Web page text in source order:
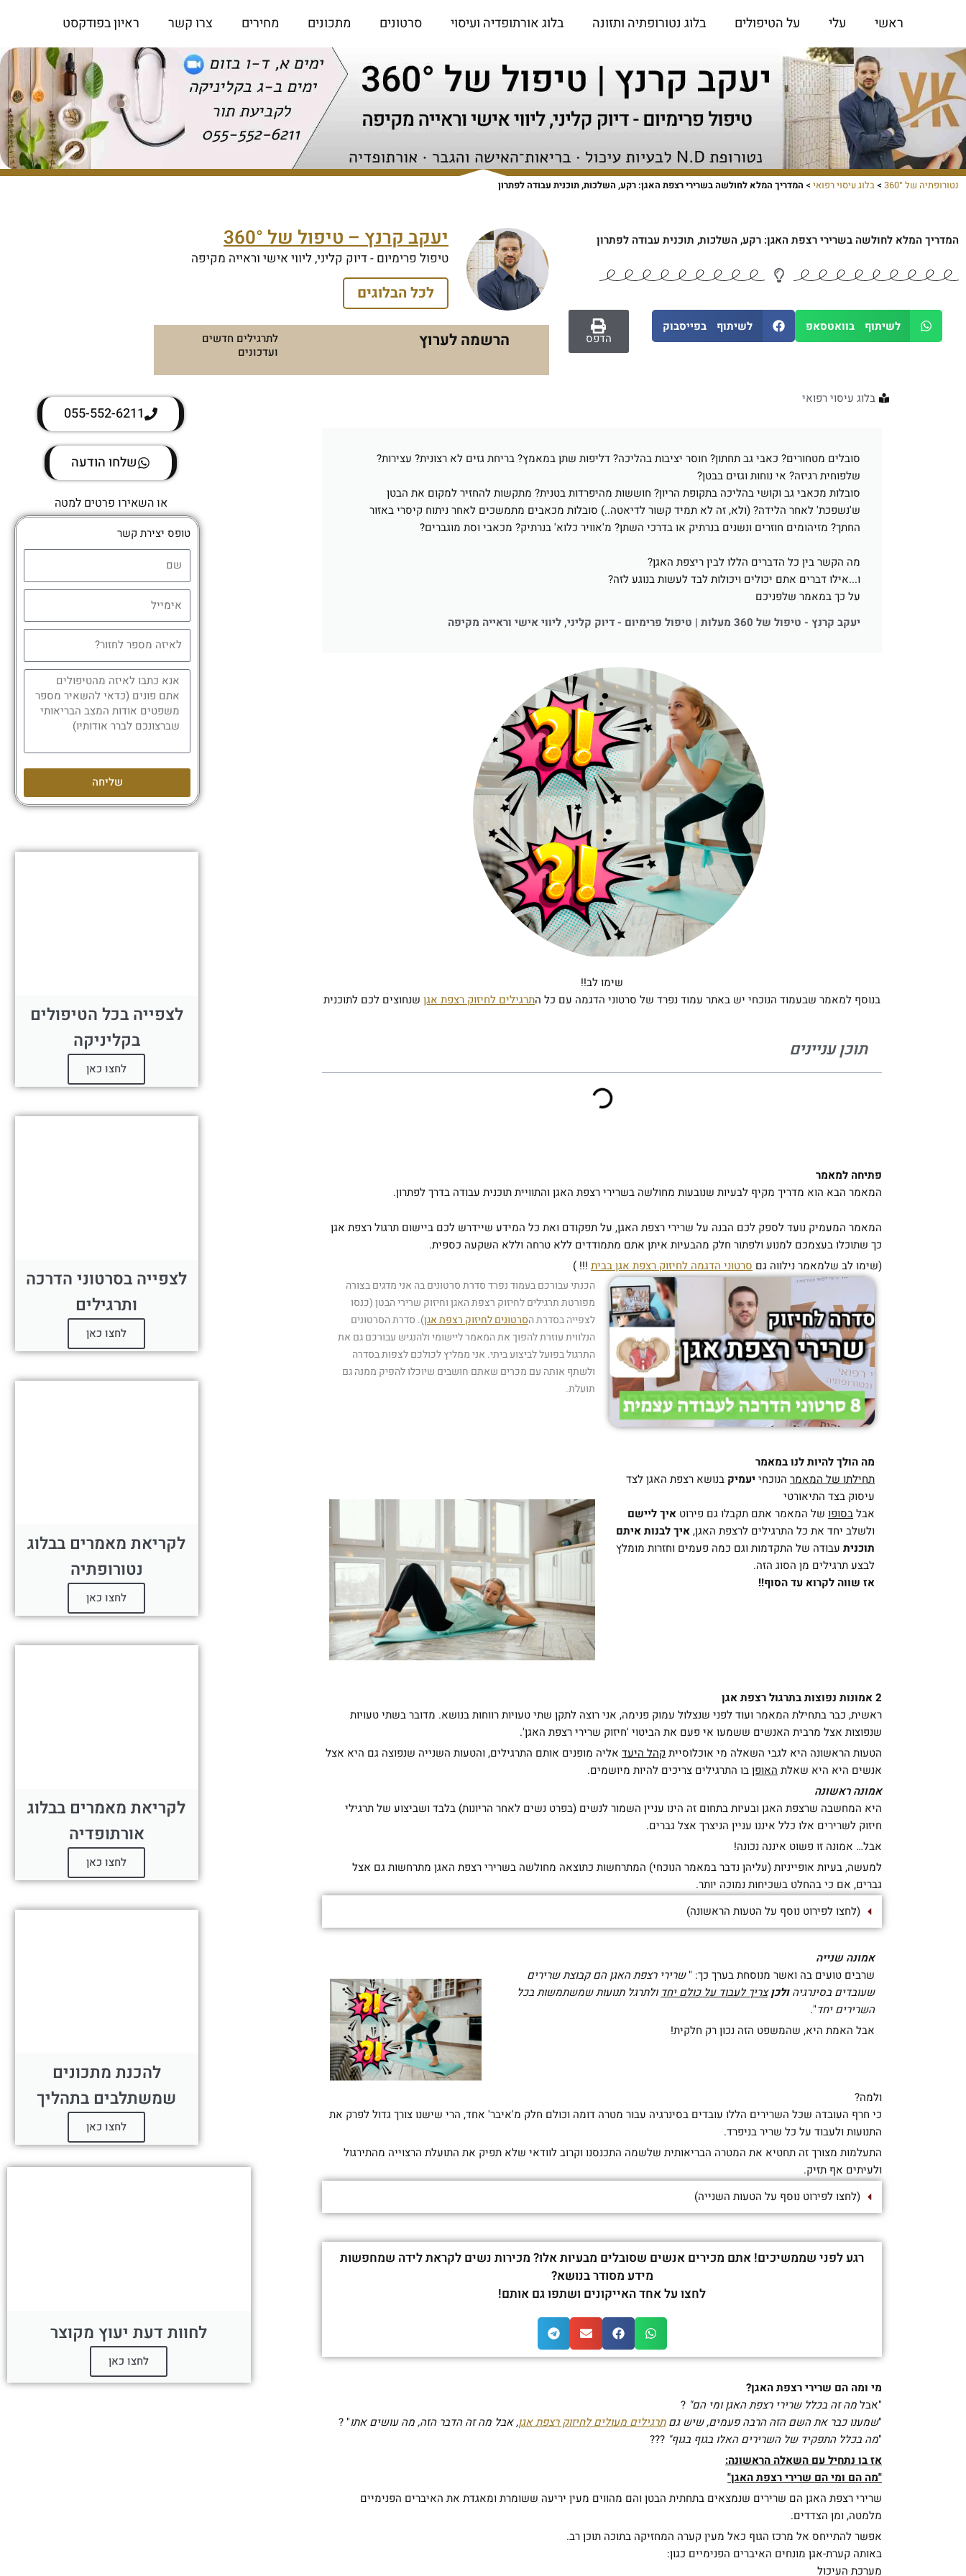
ראשי עלי על הטיפולים בלוג נטורופתיה ותזונה בלוג אורתופדיה ועיסוי סרטונים מתכונים מחירים צרו קשר ראיון בפודקסט
נטורופתיה של 360° >בלוג עיסוי רפואי > המדריך המלא לחולשה בשרירי רצפת האגן: רקע, השלכות, תוכנית עבודה לפתרון
המדריך המלא לחולשה בשרירי רצפת האגן: רקע, השלכות, תוכנית עבודה לפתרון
לשיתוף בוואטסאפ לשיתוף בפייסבוק
הדפס
יעקב קרנץ – טיפול של 360°
טיפול פרימיום - דיוק קליני, ליווי אישי וראייה מקיפה
לכל הבלוגים
הרשמה לערוץ
לתרגילים חדשים
ועדכונים
בלוג עיסוי רפואי
סובלים מטחורים? כאבי גב תחתון? חוסר יציבות בהליכה? דליפות שתן במאמץ? בריחת גזים לא רצונית? עצירות?
שלפוחית רגיזה? אי נוחות וגזים בבטן?
סובלות מכאבי גב וקושי בהליכה בתקופת הריון? חוששות מהיפרדות בטנית? מתקשות להחזיר למקום את הבטן
ש'נשפכת' לאחר הלידה? (ולא, זה לא תמיד קשור לדיאטה..) סובלות מכאבים מתמשכים לאחר ניתוח קיסרי באזור
החתך? מזיהומים חוזרים ונשנים בנרתיק או בדרכי השתן? מ'אוויר כלוא' בנרתיק? מכאבי וסת מוגברים?
מה הקשר בין כל הדברים הללו לבין ריצפת האגן?
ו...אילו דברים אתם יכולים ויכולות לבד לעשות בנוגע לזה?
על כך במאמר שלפניכם
יעקב קרנץ - טיפול של 360 מעלות | טיפול פרימיום - דיוק קליני, ליווי אישי וראייה מקיפה
שימו לב!!
בנוסף למאמר שבעמוד הנוכחי יש באתר עמוד נפרד של סרטוני הדגמה עם כל התרגילים לחיזוק רצפת אגןשנחוצים לכם לתוכנית
תוכן עניינים
פתיחה למאמר
המאמר הבא הוא מדריך מקיף לבעיות שנובעות מחולשה בשרירי רצפת האגן והתוויית תוכנית עבודה בדרך לפתרון.
המאמר המעמיק נועד לספק לכם הבנה על שרירי רצפת האגן, על תפקודם ואת כל המידע שיידרש לכם ביישום תרגול רצפת אגן
כך שתוכלו בעצמכם למנוע ולפתור חלק מהבעיות איתן אתם מתמודדים ללא טרחה וללא השקעה כספית.
(שימו לב שלמאמר נילווה גם סרטוני הדגמהלחיזוק רצפת אגן בבית!!! )
הכנתי עבורכם בעמוד נפרד סדרת סרטונים בה אני מדגים בצורה
מפורטת תרגילים לחיזוק רצפת האגן וחיזוק שרירי הבטן (כנסו
לצפייה בסדרת הסרטונים לחיזוק רצפת אגן). סדרת הסרטונים
הנלווית עוזרת להפוך את המאמר ליישומי ולהנגיש עבורכם גם את
התרגול בפועל לביצוע ביתי. אני ממליץ לכולכם לצפות בסדרה
ולשתף אותה עם מכרים שאתם חושבים שיוכלו להפיק ממנה גם
תועלת.
מה הולך להיות לנו במאמר
תחילתו של המאמרהנוכחי יעמיק בנושא רצפת האגן לצד
עיסוק בצד התיאורטי
אבלבסופושל המאמר אתם תקבלו גם פירוט איך ליישם
ולשלב יחד את כל התרגילים לרצפת האגן,איך לבנות איתם
תוכנית עבודה של התקדמות וגם כמה פעמים וחזרות מומלץ
לבצע תרגילים מן הסוג הזה.
אז שווה לקרוא עד הסוף!!
2 אמונות נפוצות בתרגול רצפת אגן
ראשית, כבר בתחילת המאמר ועוד לפני שנצלול עמוק פנימה, אני רוצה לתקן שתי טעויות רווחות בנושא. מדובר בשתי טעויות
שנפוצות אצל מרבית האנשים ששמעו אי פעם את הביטוי 'חיזוק שרירי רצפת האגן'.
הטעות הראשונה היא לגבי השאלה מי אוכלוסיית קהל היעדאליה מופנים אותם התרגילים, והטעות השנייה שנפוצה גם היא אצל
אנשים היא היא שאלת האופןבו התרגילים צריכים להיות מיושמים.
אמונה ראשונה
היא המחשבה שרצפת האגן ובעיות בתחום זה הינו עניין השמור לנשים (בפרט נשים לאחר הריונות) בלבד ושביצוע של תרגילי
חיזוק לשרירים אלו כלל איננו עניין הניצרך אצל גברים.
אבל… אמונה זו פשוט איננה נכונה!
למעשה, בעיות אופייניות (עליהן נדבר במאמר הנוכחי) המתרחשות כתוצאה מחולשה בשרירי רצפת האגן מתרחשות גם אצל
גברים, אם כי בהחלט בשכיחות נמוכה יותר.
(לחצו לפירוט נוסף על הטעות הראשונה)
אמונה שנייה
שרבים טועים בה ואשר מנוסחת בערך כך: "שרירי רצפת האגן הם קבוצת שרירים
שעובדים בסינרגיהולכן צריך לעבוד על כולם יחדולתרגל תנועות שמשתמשות בכל
השרירים יחד".
אבל האמת היא, שהמשפט הזה נכון רק חלקית!
ולמה?
כי חרף העובדה שכל השרירים הללו עובדים בסינרגיה עבור מטרה דומה וכולם חלק מ'איבר' אחד, הרי שישנו צורך גדול לפרק את
התנועות ולעבוד על כל שריר בניפרד.
התעלמות מצורך זה תחטיא את המטרה הבריאותית שלשמה התכנסנו וקרוב לוודאי שלא תפיק את התועלת הרצוייה מהתירגול
ולעיתים אף תזיק.
(לחצו לפירוט נוסף על הטעות השנייה)
רגע לפני שממשיכים! אתם מכירים אנשים שסובלים מבעיות אלו? מכירות נשים לקראת לידה שמחפשות
מידע מסודר בנושא?
לחצו על אחד האייקונים ושתפו גם אותם!
מי ומה הם שרירי רצפת האגן?
"אבלמה זה בכלל שרירי רצפת האגן ומי הם" ?
"שמענו כבר את השם הזה הרבה פעמים, שיש גםתרגילים מעולים לחיזוק רצפת אגן, אבל מה זה הדבר הזה, מה עושים אתו" ?
"מה בכלל התפקיד של השרירים האלו בגוף בגוף" ???
אז בו נתחיל עם השאלה הראשונה:
"מה הם ומי הם שרירי רצפת האגן"
שרירי רצפת האגן הם שרירים שנמצאים בתחתית הבטן והם מהווים מעין יריעה ששומרת ומאגדת את האיברים הפנימיים
מלמטה, ומן הצדדים.
אפשר להתייחס אל מרכז הגוף כאל מעין קערה המחזיקה בתוכה תוכן רב.
באותה קערת-אגן מונחים האיברים הפנימיים כגון:
מערכת העיכול
055-552-6211
שלחו הודעה
או השאירו פרטים למטה
טופס יצירת קשר
שליחה
לצפייה בכל הטיפולים
בקליניקה
לחצו כאן
לצפייה בסרטוני הדרכה
ותרגילים
לחצו כאן
לקריאת מאמרים בבלוג
נטורופתיה
לחצו כאן
לקריאת מאמרים בבלוג
אורתופדיה
לחצו כאן
להכנת מתכונים
שמשתלבים בתהליך
לחצו כאן
לחוות דעת יעוץ מקוצר
לחצו כאן